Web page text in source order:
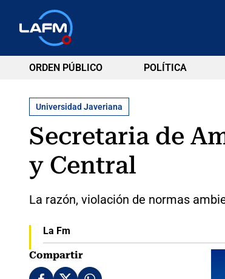
ORDEN PÚBLICO POLÍTICA
Universidad Javeriana
Secretaria de
y Central
La razón, violación de normas
La Fm
Compartir